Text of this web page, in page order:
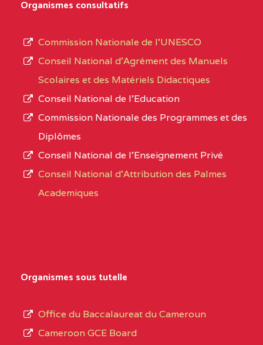
PROFESSIONNEL
(CEGEP) STE FOI BP
:4740 YAOUNDE
CENTRE
COLLEGE PANAFRICAIN
DE L'EXCELLENCE BP
CENTRE
COLLEGE PRIVE
CENTRE
COLLEGE PRIVE LAIC
SAINT MICHEL
type
L’offre
d’éducation
de
Organismes consultatifs
Commission Nationale de l’UNESCO
Conseil National d’Agrément des Manuels
Scolaires et des Matériels Didactiques
Conseil National de l’Education
Commission Nationale des Programmes et des
Diplômes
Conseil National de l’Enseignement Privé
Conseil National d'Attribution des Palmes
Academiques
Organismes sous tutelle
Office du Baccalaureat du Cameroun
Cameroon GCE Board